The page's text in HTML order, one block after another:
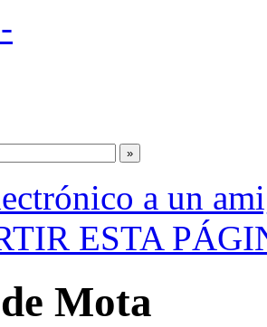
a un
ESTA
Mota